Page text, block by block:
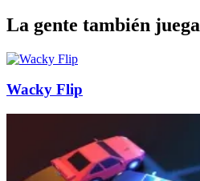
La gente también juega
Wacky Flip